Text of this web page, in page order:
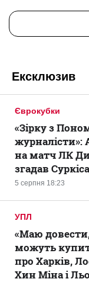
Ексклюзив
Єврокубки
5 серпня 18:23
«Зірку з
журналісти»:
на матч ЛК
згадав Суркіса
УПЛ
«Маю
можуть
про Харків,
Хин Міна і